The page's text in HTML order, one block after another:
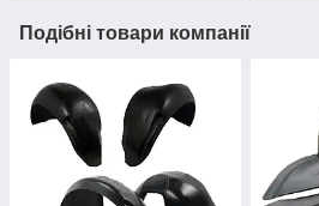
Подібні товари компанії